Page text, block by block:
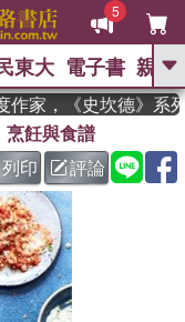
5
GO
、 The Odyssey
歷史是一群喵 、 暑期
克獎 臺灣漫遊錄、 方
登輝時代
、 偉大的迷走神經
東大 電子書 親子
家，《史坎德》系列
烹飪與食譜
印
評論